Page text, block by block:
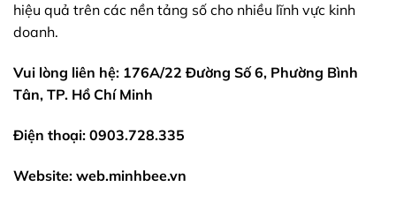
hiệu quả trên các nền tảng số cho nhiều lĩnh vực kinh
doanh.
Vui lòng liên hệ: 176A/22 Đường Số 6, Phường Bình
Tân, TP. Hồ Chí Minh
Điện thoại: 0903.728.335
Website: web.minhbee.vn